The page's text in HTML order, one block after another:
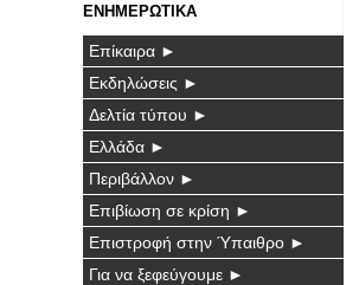
ΕΝΗΜΕΡΩΤΙΚΑ
Επίκαιρα ►
Εκδηλώσεις ►
Δελτία τύπου ►
Ελλάδα ►
Περιβάλλον ►
Επιβίωση σε κρίση ►
Επιστροφή στην Ύπαιθρο ►
Για να ξεφεύγουμε ►